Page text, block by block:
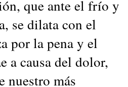
que ante el frío y
se dilata con el
por la pena y el
a causa del dolor,
nuestro más